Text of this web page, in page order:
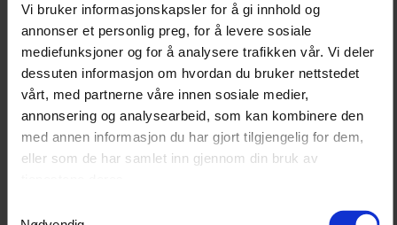
Vi bruker informasjonskapsler for å gi innhold og
annonser et personlig preg, for å levere sosiale
mediefunksjoner og for å analysere trafikken vår. Vi deler
dessuten informasjon om hvordan du bruker nettstedet
vårt, med partnerne våre innen sosiale medier,
annonsering og analysearbeid, som kan kombinere den
med annen informasjon du har gjort tilgjengelig for dem,
eller som de har samlet inn gjennom din bruk av
avhengig av dekning og oppsett.
Maskinen har IPX6-klassifisering, mens strømkilden
har IPX67-klassifisering. Den håndterer helling i
klippeområdet på opptil 45 %. Sikkerhetsfunksjoner
som Geo-Fence, PIN-kode, alarm, GPS-basert
tyverisporing og Cramer Connect 2G/4G er inkludert.
Produktet kan registreres for opptil 5 års garanti.*